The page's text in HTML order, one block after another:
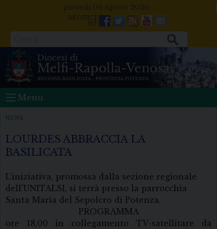
giovedì 06 agosto 2026
Facebook
Twitter
FeedsYoutube
Mail
Menu
NEWS
LOURDES ABBRACCIA LA
BASILICATA
L’iniziativa, promossa dalla sezione regionale
dell’UNITALSI, si terrà presso la parrocchia
Santa Maria del Sepolcro di Potenza.
PROGRAMMA
ore 18,00 in collegamento TV-satellitare da